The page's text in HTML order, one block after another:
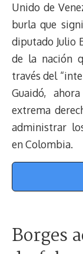
Unido de
burla que
diputado Julio
de la nación
través del
Guaidó,
extrema
administrar
en Colombia.
Borges